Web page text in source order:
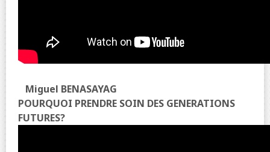
Miguel BENASAYAG
POURQUOI PRENDRE SOIN DES GENERATIONS
FUTURES?